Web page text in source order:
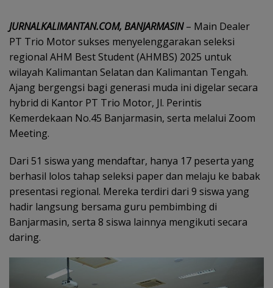
JURNALKALIMANTAN.COM, BANJARMASIN– Main Dealer
PT Trio Motor sukses menyelenggarakan seleksi
regional AHM Best Student (AHMBS) 2025 untuk
wilayah Kalimantan Selatan dan Kalimantan Tengah.
Ajang bergengsi bagi generasi muda ini digelar secara
hybrid di Kantor PT Trio Motor, Jl. Perintis
Kemerdekaan No.45 Banjarmasin, serta melalui Zoom
Meeting.
Dari 51 siswa yang mendaftar, hanya 17 peserta yang
berhasil lolos tahap seleksi paper dan melaju ke babak
presentasi regional. Mereka terdiri dari 9 siswa yang
hadir langsung bersama guru pembimbing di
Banjarmasin, serta 8 siswa lainnya mengikuti secara
daring.